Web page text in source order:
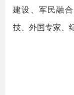
建设、军民融
技、外国专家、